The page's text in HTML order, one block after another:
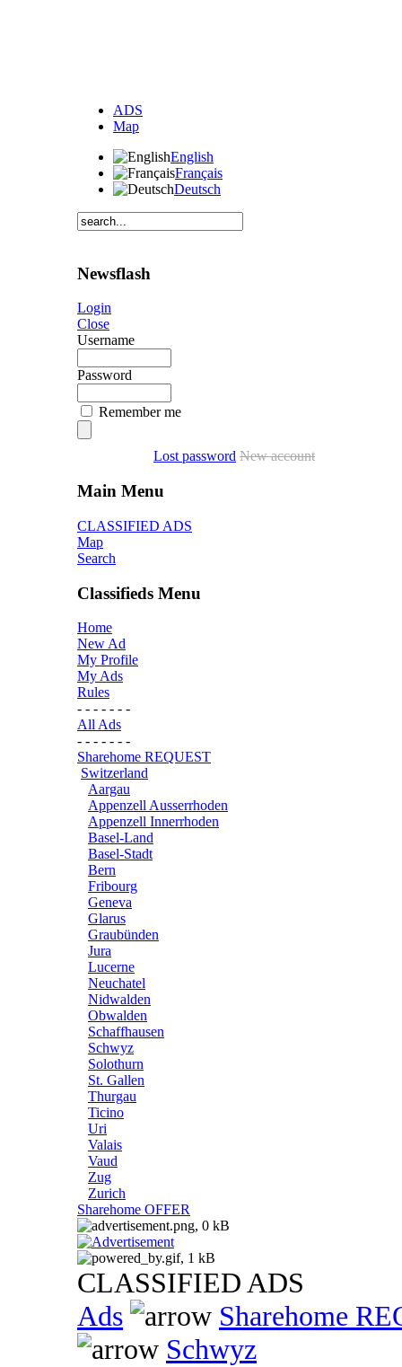
ADS
Map
English
Français
Deutsch
Newsflash
Login
Close
Username
Password
Remember me
Lost password New account
Main Menu
CLASSIFIED ADS
Map
Search
Classifieds Menu
Home
New Ad
My Profile
My Ads
Rules
- - - - - - -
All Ads
- - - - - - -
Sharehome REQUEST
Switzerland
Aargau
Appenzell Ausserrhoden
Appenzell Innerrhoden
Basel-Land
Basel-Stadt
Bern
Fribourg
Geneva
Glarus
Graubünden
Jura
Lucerne
Neuchatel
Nidwalden
Obwalden
Schaffhausen
Schwyz
Solothurn
St. Gallen
Thurgau
Ticino
Uri
Valais
Vaud
Zug
Zurich
Sharehome OFFER
CLASSIFIED ADS
Ads
Sharehome
Schwyz